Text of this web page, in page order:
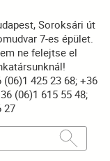
Soroksári út
7-es épület.
ne felejtse el
425 23 68; +36
(06)1 615 55 48;
27